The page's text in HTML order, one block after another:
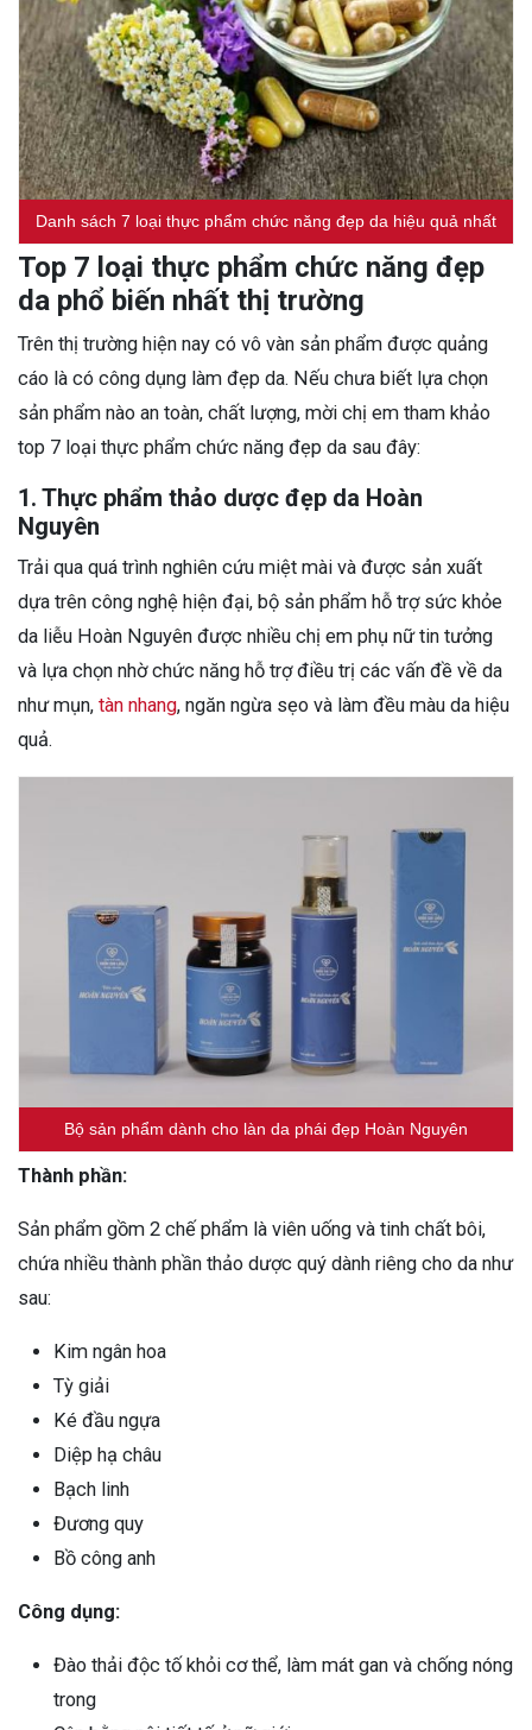
Danh sách 7 loại thực phẩm chức năng đẹp da hiệu quả nhất
Top 7 loại thực phẩm chức năng đẹp
da phổ biến nhất thị trường
Trên thị trường hiện nay có vô vàn sản phẩm được quảng
cáo là có công dụng làm đẹp da. Nếu chưa biết lựa chọn
sản phẩm nào an toàn, chất lượng, mời chị em tham khảo
top 7 loại thực phẩm chức năng đẹp da sau đây:
1. Thực phẩm thảo dược đẹp da Hoàn
Nguyên
Trải qua quá trình nghiên cứu miệt mài và được sản xuất
dựa trên công nghệ hiện đại, bộ sản phẩm hỗ trợ sức khỏe
da liễu Hoàn Nguyên được nhiều chị em phụ nữ tin tưởng
và lựa chọn nhờ chức năng hỗ trợ điều trị các vấn đề về da
như mụn, tàn nhang, ngăn ngừa sẹo và làm đều màu da hiệu
quả.
Bộ sản phẩm dành cho làn da phái đẹp Hoàn Nguyên
Thành phần:
Sản phẩm gồm 2 chế phẩm là viên uống và tinh chất bôi,
chứa nhiều thành phần thảo dược quý dành riêng cho da như
sau:
Kim ngân hoa
Tỳ giải
Ké đầu ngựa
Diệp hạ châu
Bạch linh
Đương quy
Bồ công anh
Công dụng:
Đào thải độc tố khỏi cơ thể, làm mát gan và chống nóng
trong